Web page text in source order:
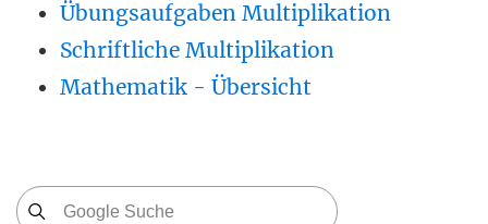
Übungsaufgaben Multiplikation
Schriftliche Multiplikation
Mathematik - Übersicht